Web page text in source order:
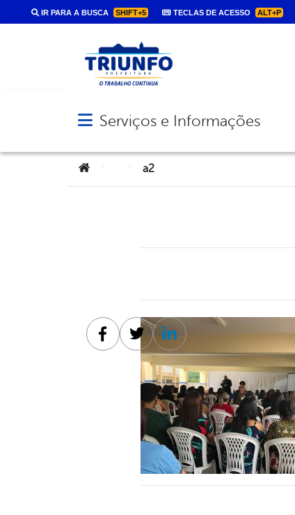
IR PARA A BUSCA SHIFT+5 TECLAS DE ACESSO ALT+P
Abrir menu principal de navegação
Serviços e Informações
Você está aqui:
a2
Facebook
TwitterLinkedin